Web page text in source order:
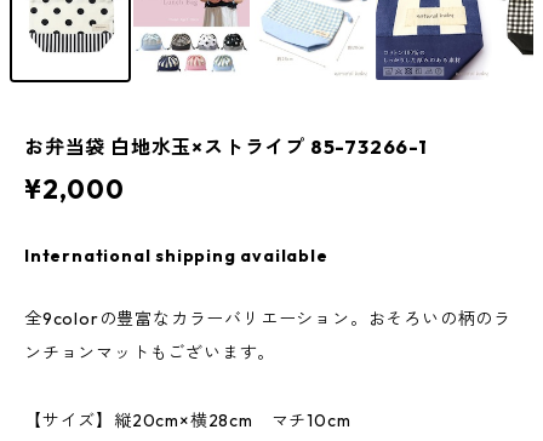
お弁当袋 白地水玉×ストライプ 85-73266-1
¥2,000
International shipping available
全9colorの豊富なカラーバリエーション。おそろいの柄のラ
ンチョンマットもございます。
【サイズ】縦20cm×横28cm マチ10cm